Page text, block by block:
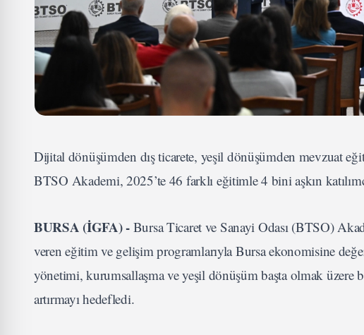
Dijital dönüşümden dış ticarete, yeşil dönüşümden mevzuat
BTSO Akademi, 2025’te 46 farklı eğitimle 4 bini aşkın
BURSA (İGFA) - Bursa Ticaret ve Sanayi Odası (BTSO)
veren eğitim ve gelişim programlarıyla Bursa ekonomisine
yönetimi, kurumsallaşma ve yeşil dönüşüm başta olmak
artırmayı hedefledi.